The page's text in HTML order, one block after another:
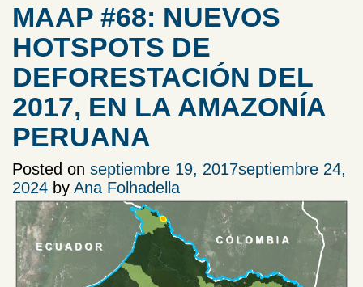
MAAP #68: NUEVOS
HOTSPOTS DE
DEFORESTACIÓN DEL
2017, EN LA AMAZONÍA
PERUANA
Posted on septiembre 19, 2017septiembre 24,
2024 by Ana Folhadella